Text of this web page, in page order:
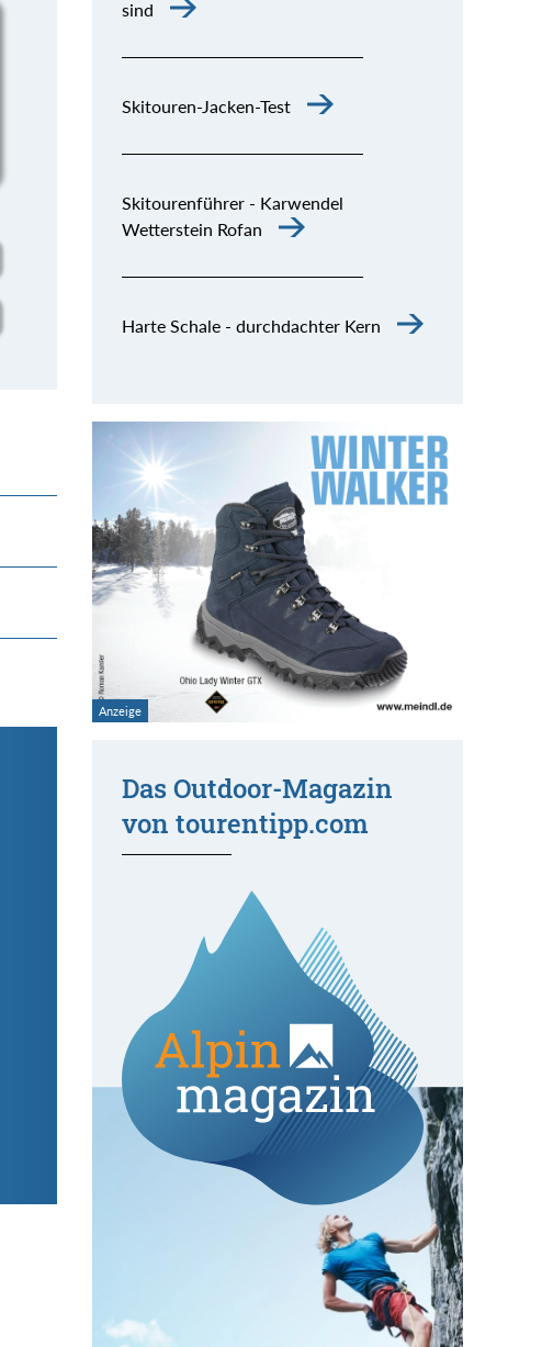
sind
Skitouren-Jacken-Test
Skitourenführer - Karwendel
Wetterstein Rofan
Harte Schale - durchdachter Kern
Das Outdoor-Magazin
von tourentipp.com